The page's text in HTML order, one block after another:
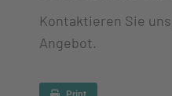
Kontaktieren Sie
Angebot.